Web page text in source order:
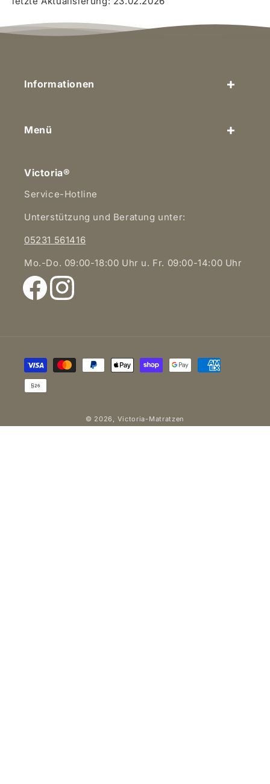
Informationen
Menü
Victoria®
Service-Hotline
Unterstützung und Beratung unter:
05231 561416
Mo.-Do. 09:00-18:00 Uhr u. Fr. 09:00-14:00 Uhr
FacebookInstagram
© 2026, Victoria-Matratzen